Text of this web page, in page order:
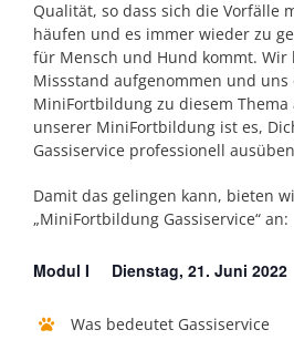
Qualität, so dass sich die Vorfälle
häufen und es immer wieder zu
für Mensch und Hund kommt. Wir
Missstand aufgenommen und uns
MiniFortbildung zu diesem
unserer MiniFortbildung ist es,
Gassiservice professionell
Damit das gelingen kann, bieten
„MiniFortbildung Gassiservice“ an:
Modul I Dienstag, 21. Juni 2022
Was bedeutet Gassiservice